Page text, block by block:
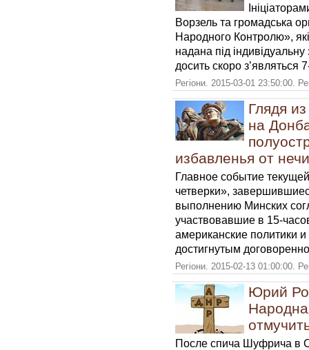
Ворзель та громадська
Народного Контролю»,
надана під
досить скоро з’являться
Регіони. 2015-03-01 23:50:00.
Глядя
на
избавленья от
Главное событие
четверки»,
выполнению Минских
участвовавшие в 15-
американские политики
достигнутым
Регіони. 2015-02-13 01:00:00.
Юрий
После спича Шуфрича в